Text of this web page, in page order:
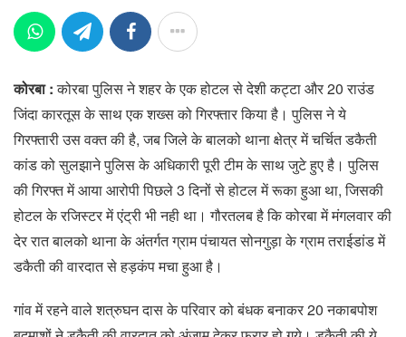
कोरबा :कोरबा पुलिस ने शहर के एक होटल से देशी कट्टा और 20 राउंड
जिंदा कारतूस के साथ एक शख्स को गिरफ्तार किया है। पुलिस ने ये
गिरफ्तारी उस वक्त की है, जब जिले के बालको थाना क्षेत्र में चर्चित डकैती
कांड को सुलझाने पुलिस के अधिकारी पूरी टीम के साथ जुटे हुए है। पुलिस
की गिरफ्त में आया आरोपी पिछले 3 दिनों से होटल में रूका हुआ था, जिसकी
होटल के रजिस्टर में एंट्री भी नही था। गौरतलब है कि कोरबा में मंगलवार की
देर रात बालको थाना के अंतर्गत ग्राम पंचायत सोनगुड़ा के ग्राम तराईडांड में
डकैती की वारदात से हड़कंप मचा हुआ है।
गांव में रहने वाले शत्रुघन दास के परिवार को बंधक बनाकर 20 नकाबपोश